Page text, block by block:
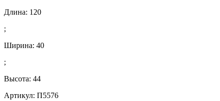
Длина: 120
;
Ширина: 40
;
Высота: 44
Артикул: П5576